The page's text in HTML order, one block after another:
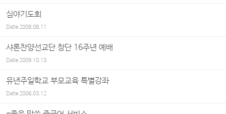
심야기도회
Date2008.08.11
샤론찬양선교단 창단 16주년 예배
Date2009.10.13
유년주일학교 부모교육 특별강좌
Date2006.03.12